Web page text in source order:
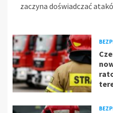
zaczyna doświadczać